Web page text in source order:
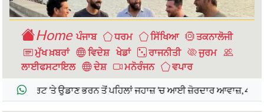
Home ਪੰਜਾਬ ਧਰਮ ਸਿੱਖਿਆ
ਤਕਨਾਲੋਜੀ
ਮੁੱਖ ਖ਼ਬਰਾਂ
ਵਿਦੇਸ਼ ਖੇਡਾਂ ਰਾਜਨੀਤੀ
ਜੁਰਮ
ਲਾਈਫਸਟਾਇਲ
ਦੇਸ਼ ਮਨੋਰੰਜਨ ਵਪਾਰ
’ਤੇ ਉਡਾਣ ਭਰਨ ਤੋਂ ਪਹਿਲਾਂ ਜਹਾਜ਼ ’ਚ ਆਈ ਜ਼ੋਰਦਾਰ ਆਵਾਜ਼, 4 ਘੰਟੇ ਬਾਅਦ